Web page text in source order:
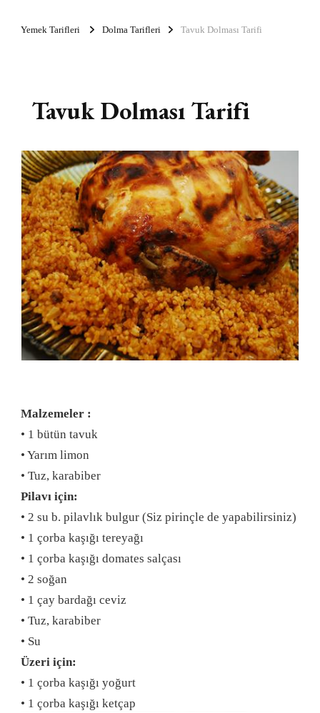
Yemek Tarifleri Dolma Tarifleri Tavuk Dolması Tarifi
Tavuk Dolması Tarifi
Malzemeler :
• 1 bütün tavuk
• Yarım limon
• Tuz, karabiber
Pilavı için:
• 2 su b. pilavlık bulgur (Siz pirinçle de yapabilirsiniz)
• 1 çorba kaşığı tereyağı
• 1 çorba kaşığı domates salçası
• 2 soğan
• 1 çay bardağı ceviz
• Tuz, karabiber
• Su
Üzeri için:
• 1 çorba kaşığı yoğurt
• 1 çorba kaşığı ketçap